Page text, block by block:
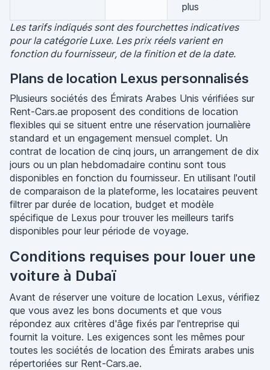
plus
Les tarifs indiqués sont des fourchettes indicatives
pour la catégorie Luxe. Les prix réels varient en
fonction du fournisseur, de la finition et de la date.
Plans de location Lexus personnalisés
Plusieurs sociétés des Émirats Arabes Unis vérifiées sur
Rent-Cars.ae proposent des conditions de location
flexibles qui se situent entre une réservation journalière
standard et un engagement mensuel complet. Un
contrat de location de cinq jours, un arrangement de dix
jours ou un plan hebdomadaire continu sont tous
disponibles en fonction du fournisseur. En utilisant l'outil
de comparaison de la plateforme, les locataires peuvent
filtrer par durée de location, budget et modèle
spécifique de Lexus pour trouver les meilleurs tarifs
disponibles pour leur période de voyage.
Conditions requises pour louer une
voiture à Dubaï
Avant de réserver une voiture de location Lexus, vérifiez
que vous avez les bons documents et que vous
répondez aux critères d'âge fixés par l'entreprise qui
fournit la voiture. Les exigences sont les mêmes pour
toutes les sociétés de location des Émirats arabes unis
répertoriées sur Rent-Cars.ae.